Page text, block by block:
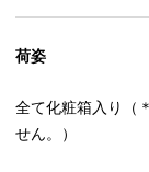
荷姿
全て化粧箱入り（
せん。）